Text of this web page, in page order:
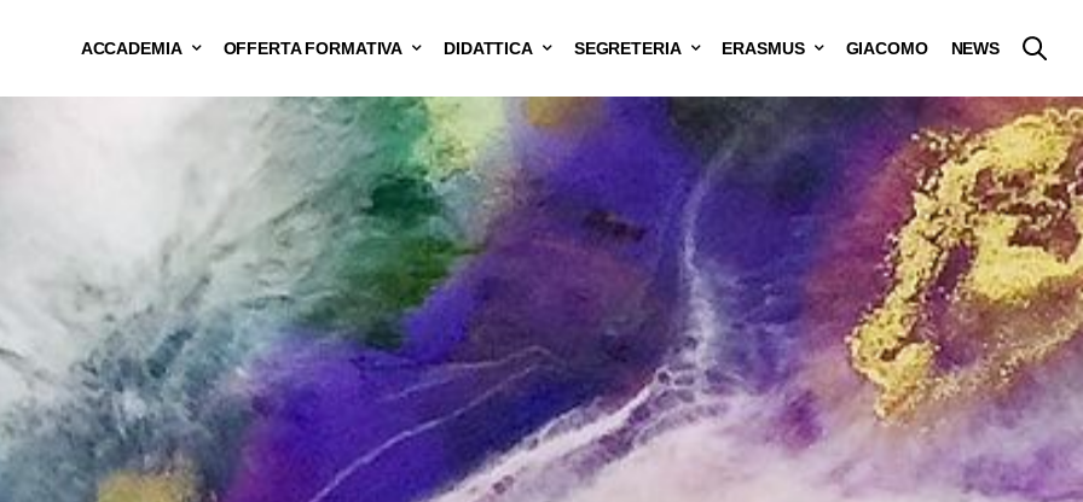
ACCADEMIA OFFERTA FORMATIVA DIDATTICA SEGRETERIA ERASMUS GIACOMO NEWS